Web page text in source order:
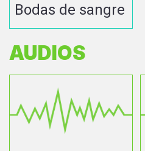
Bodas de sangre
AUDIOS